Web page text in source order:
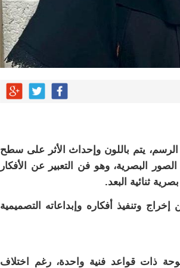
يتم باللون وإحداث الأثر على سطح
البصرية، وهو فن التعبير عن الأفكار
ثنائية البعد.
وتنفيذ أفكاره وإبداعاته التصميمية
ذات قواعد فنية واحدة، رغم اختلاف